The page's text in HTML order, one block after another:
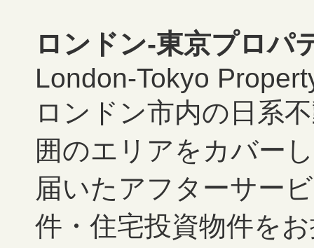
ロンドン-東京プロパ
London-Tokyo
ロンドン市内の日系
囲のエリアをカバー
届いたアフターサー
件・住宅投資物件を